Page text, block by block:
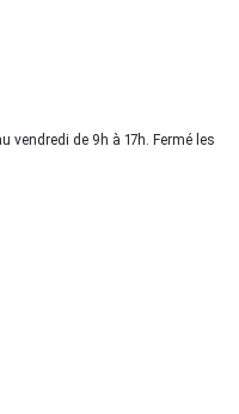
vendredi de 9h à 17h. Fermé les